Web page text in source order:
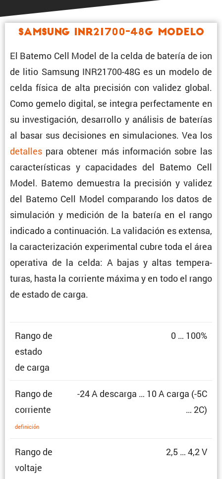
Samsung INR21700-48G Modelo
El Batemo Cell Model de la celda de batería de ion
de litio Samsung INR21700-48G es un modelo de
celda física de alta preci­sión con validez global.
Como gemelo digital, se integra perfec­ta­mente en
su inves­ti­ga­ción, desarrollo y análisis de baterías
al basar sus decisiones en simula­ciones. Vea los
detalles para obtener más infor­ma­ción sobre las
carac­te­rís­ticas y capaci­dades del Batemo Cell
Model. Batemo demuestra la preci­sión y validez
del Batemo Cell Model compa­rando los datos de
simula­ción y medición de la batería en el rango
indicado a conti­nua­ción. La valida­ción es extensa,
la carac­te­ri­za­ción experi­mental cubre toda el área
opera­tiva de la celda: A bajas y altas tempe­ra­
turas, hasta la corriente máxima y en todo el rango
de estado de carga.
Rango de
estado
de carga
0 … 100%
Rango de
corriente
defini­ción
-24 A descarga … 10 A carga (-5C
… 2C)
Rango de
voltaje
2,5 … 4,2 V